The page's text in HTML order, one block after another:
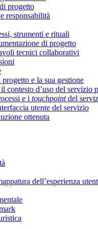
progetto
responsabilità
strumenti e rituali
di progetto
tecnici collaborativi
e la sua gestione
contesto d’uso del servizio
e i touchpointdel
utente del servizio
ottenuta
dell’esperienza